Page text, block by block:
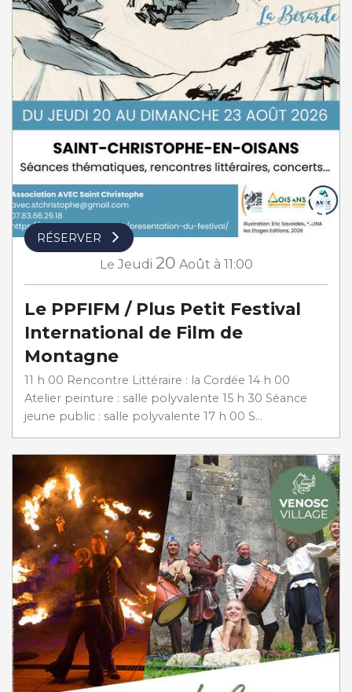
RÉSERVER
Le Jeudi 20 Août à 11:00
Le PPFIFM / Plus Petit Festival
International de Film de
Montagne
11 h 00 Rencontre Littéraire : la Cordée 14 h 00
Atelier peinture : salle polyvalente 15 h 30 Séance
jeune public : salle polyvalente 17 h 00 S...